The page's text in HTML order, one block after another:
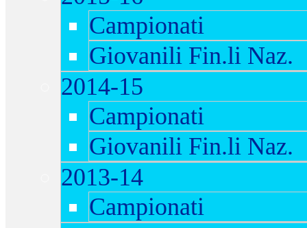
Campionati
Giovanili Fin.li Naz.
2014-15
Campionati
Giovanili Fin.li Naz.
2013-14
Campionati